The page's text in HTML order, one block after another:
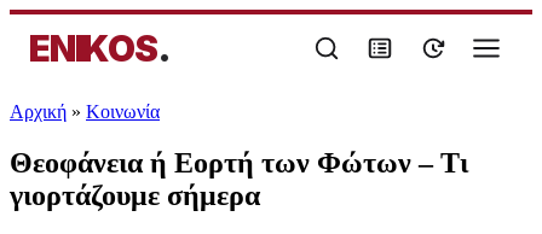
ENIKOS.
Αρχική » Κοινωνία
Θεοφάνεια ή Εορτή των Φώτων – Τι
γιορτάζουμε σήμερα